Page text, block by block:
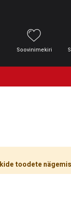
Soovinimekiri
toodete